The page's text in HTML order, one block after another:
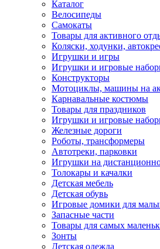
Каталог
Велосипеды
Самокаты
Товары для активного
Коляски, ходунки,
Игрушки и игры
Игрушки и игровые
Конструкторы
Мотоциклы, машины на
Карнавальные костюмы
Товары для праздников
Игрушки и игровые
Железные дороги
Роботы, трансформеры
Автотреки, парковки
Игрушки на
Толокары и качалки
Детская мебель
Детская обувь
Игровые домики для
Запасные части
Товары для самых
Зонты
Детская одежда